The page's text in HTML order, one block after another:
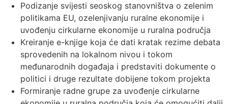
Podizanje svijesti seoskog stanovništva o zelenim
politikama EU, ozelenjivanju ruralne ekonomije i
uvođenju cirkularne ekonomije u ruralna područja
Kreiranje e-knjige koja će dati kratak rezime debata
sprovedenih na lokalnom nivou i tokom
međunarodnih događaja i predstaviti dokumente o
politici i druge rezultate dobijene tokom projekta
Formiranje radne grupe za uvođenje cirkularne